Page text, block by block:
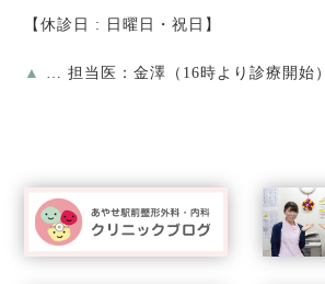
【休診日 : 日曜日・祝日】
▲ … 担当医：金澤（16時より診療開始）